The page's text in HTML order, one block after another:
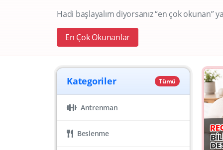
Hadi başlayalım diyorsanız “en çok okunan”
En Çok Okunanlar
Kategoriler Tümü
Antrenman
Beslenme